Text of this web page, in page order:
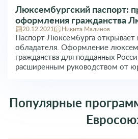
Люксембургский паспорт:
оформления гражданства
20.12.2021 Никита Малинов
Паспорт Люксембурга открывает
обладателя. Оформление
гражданства для подданных
расширенным руководством от
Популярные